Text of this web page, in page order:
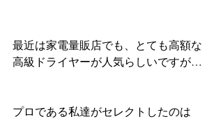
最近は家電量販店でも、とても高額な
高級ドライヤーが人気らしいですが…
プロである私達がセレクトしたのは